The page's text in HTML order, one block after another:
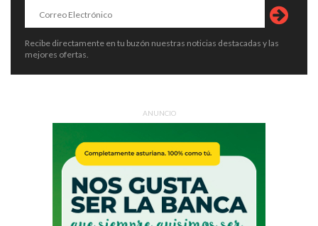
Recibe directamente en tu buzón nuestras noticias destacadas y las
mejores ofertas.
ANUNCIO